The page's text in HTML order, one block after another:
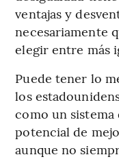
ventajas y
necesariamente
elegir entre más
Puede tener lo
los
como un
potencial de
aunque no